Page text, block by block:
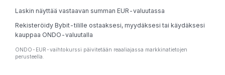
Laskin näyttää vastaavan summan EUR-valuutassa
Rekisteröidy Bybit-tilille ostaaksesi, myydäksesi tai käydäksesi
kauppaa ONDO-valuutalla
ONDO-EUR-vaihtokurssi päivitetään reaaliajassa markkinatietojen
perusteella.